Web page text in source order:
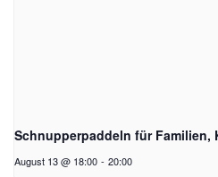
Schnupperpaddeln für
August 13 @ 18:00 - 20:00